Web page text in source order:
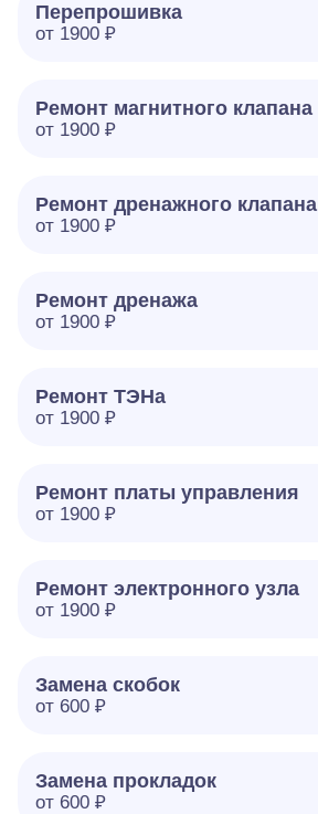
Перепрошивка
от 1900 ₽
Ремонт магнитного клапана
от 1900 ₽
Ремонт дренажного клапана
от 1900 ₽
Ремонт дренажа
от 1900 ₽
Ремонт ТЭНа
от 1900 ₽
Ремонт платы управления
от 1900 ₽
Ремонт электронного узла
от 1900 ₽
Замена скобок
от 600 ₽
Замена прокладок
от 600 ₽